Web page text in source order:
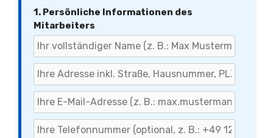
1. Persönliche Informationen des
Mitarbeiters